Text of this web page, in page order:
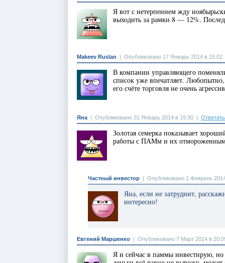
Я вот с нетерпением жду
выходить за рамки 8 — 12%.
Makeev Ruslan Опубликовано 17 Январь 2014 в 15:02
В компании управляющего
список уже впечатляет.
его счёте торговля не очень
Яна Опубликовано 31 Январь 2014 в 19:30 Ответить
Золотая семерка показывает
работы с ПАМм и их отмороженным
Частный инвестор Опубликовано 1 Февраль
Яна, если не затруднит,
интересно!
Евгений Маршенко Опубликовано 7 Март 2014 в
Я и сейчас в паммы инвестирую, но